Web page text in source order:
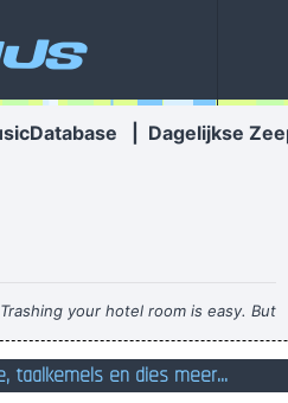
Dagelijkse
your hotel room is easy. But
tough call. That´s rebellion.~ Alice
Cooper
taalkemels en dies meer...